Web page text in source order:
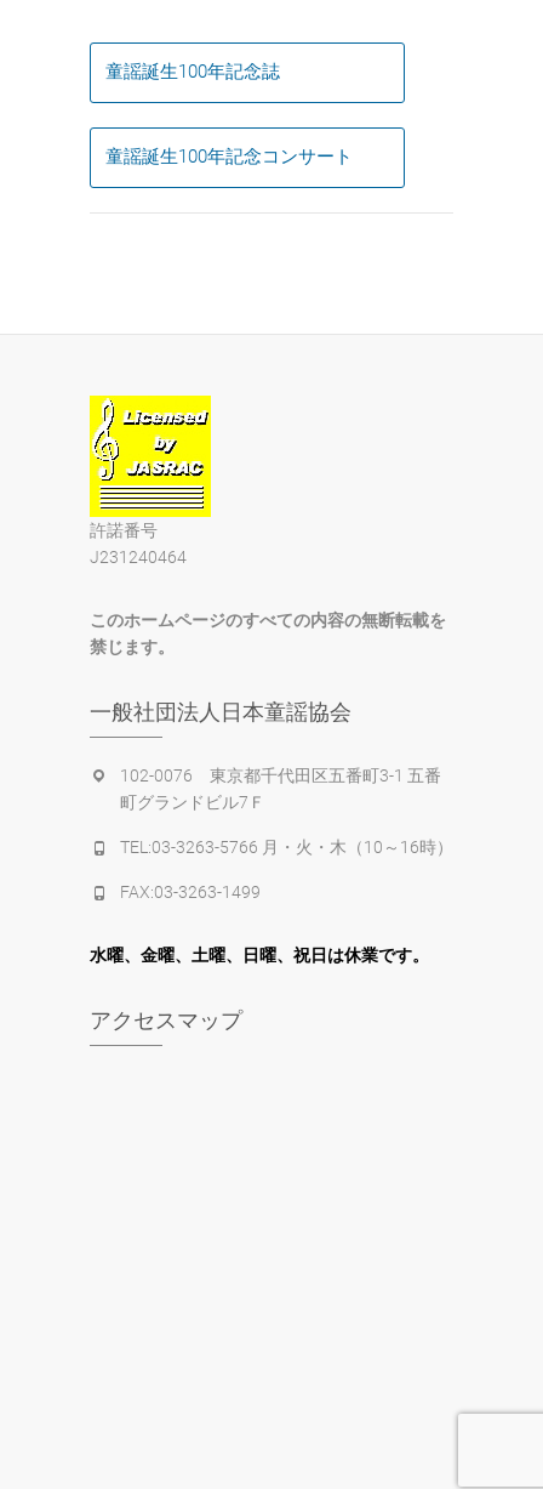
童謡誕生100年記念誌
童謡誕生100年記念コンサート
許諾番号
J231240464
このホームページのすべての内容の無断転載を
禁じます。
一般社団法人日本童謡協会
102-0076 東京都千代田区五番町3-1 五番
町グランドビル7Ｆ
TEL:03-3263-5766 月・火・木（10～16時）
FAX:03-3263-1499
水曜、金曜、土曜、日曜、祝日は休業です。
アクセスマップ